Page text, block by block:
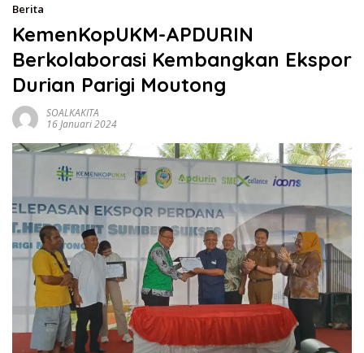
Berita
KemenKopUKM-APDURIN
Berkolaborasi Kembangkan Ekspor
Durian Parigi Moutong
SOALKAKITA
16 Januari 2024